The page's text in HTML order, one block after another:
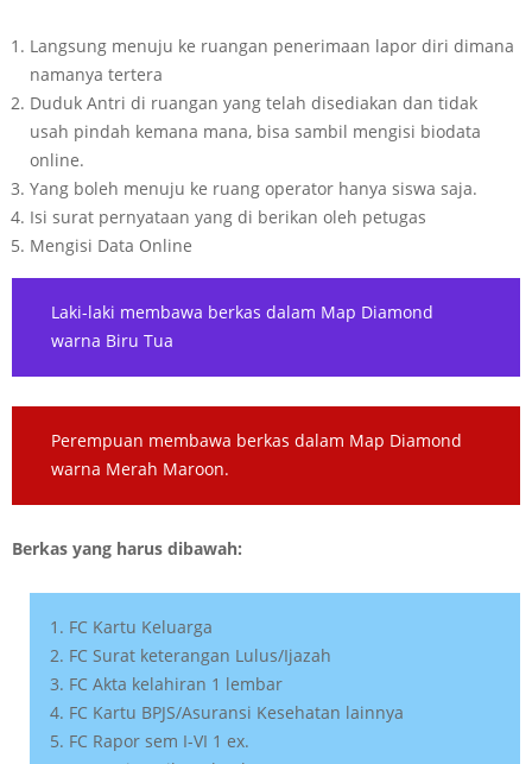
Langsung menuju ke ruangan penerimaan lapor diri dimana
namanya tertera
Duduk Antri di ruangan yang telah disediakan dan tidak
usah pindah kemana mana, bisa sambil mengisi biodata
online.
Yang boleh menuju ke ruang operator hanya siswa saja.
Isi surat pernyataan yang di berikan oleh petugas
Mengisi Data Online
Laki-laki membawa berkas dalam Map Diamond
warna Biru Tua
Perempuan membawa berkas dalam Map Diamond
warna Merah Maroon.
Berkas yang harus dibawah:
FC Kartu Keluarga
FC Surat keterangan Lulus/Ijazah
FC Akta kelahiran 1 lembar
FC Kartu BPJS/Asuransi Kesehatan lainnya
FC Rapor sem I-VI 1 ex.